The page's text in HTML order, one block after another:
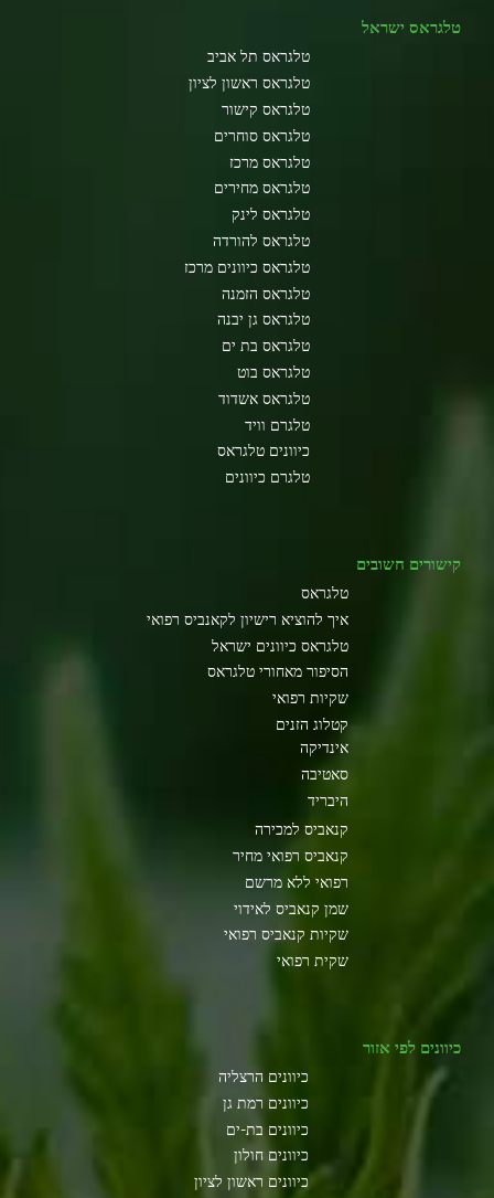
טלגראס ישראל
טלגראס תל אביב
טלגראס ראשון לציון
טלגראס קישור
טלגראס סוחרים
טלגראס מרכז
טלגראס מחירים
טלגראס לינק
טלגראס להורדה
טלגראס כיוונים מרכז
טלגראס הזמנה
טלגראס גן יבנה
טלגראס בת ים
טלגראס בוט
טלגראס אשדוד
טלגרם וויד
כיוונים טלגראס
טלגרם כיוונים
קישורים חשובים
טלגראס
איך להוציא רישיון לקאנביס רפואי
טלגראס כיוונים ישראל
הסיפור מאחורי טלגראס
שקיות רפואי
קטלוג הזנים
אינדיקה
סאטיבה
היבריד
קנאביס למכירה
קנאביס רפואי מחיר
רפואי ללא מרשם
שמן קנאביס לאידוי
שקיות קנאביס רפואי
שקית רפואי
כיוונים לפי אזור
כיוונים הרצליה
כיוונים רמת גן
כיוונים בת-ים
כיוונים חולון
כיוונים ראשון לציון